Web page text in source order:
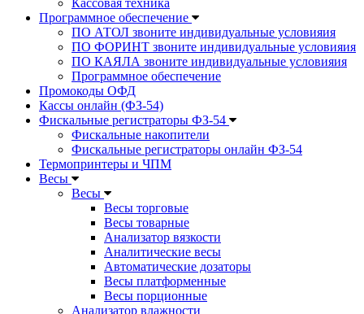
Программное обеспечение
ПО АТОЛ звоните индивидуальные условияия
ПО ФОРИНТ звоните индивидуальные условияия
ПО КАЯЛА звоните индивидуальные условияия
Программное обеспечение
Промокоды ОФД
Кассы онлайн (ФЗ-54)
Фискальные регистраторы ФЗ-54
Фискальные накопители
Фискальные регистраторы онлайн ФЗ-54
Термопринтеры и ЧПМ
Весы
Весы
Весы торговые
Весы товарные
Анализатор вязкости
Аналитические весы
Автоматические дозаторы
Весы платформенные
Весы порционные
Анализатор влажности